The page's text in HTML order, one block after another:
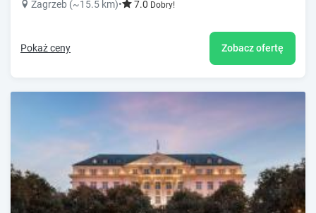
Zagrzeb (~15.5 km)• 7.0 Dobry!
Pokaż ceny Zobacz ofertę